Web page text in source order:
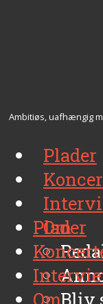
Ambitiøs, uafhængig
Plader
Om
Bliv
Plader
Om